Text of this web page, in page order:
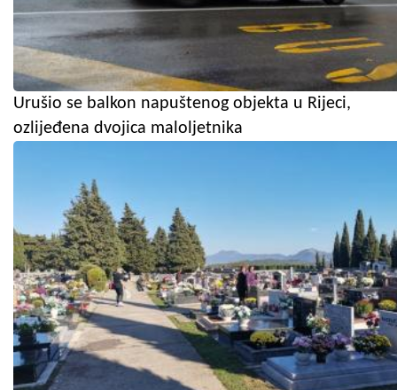
Urušio se balkon napuštenog objekta u Rijeci,
ozlijeđena dvojica maloljetnika